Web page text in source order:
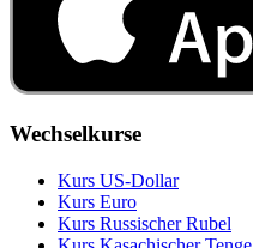
Wechselkurse
Kurs US‑Dollar
Kurs Euro
Kurs Russischer Rubel